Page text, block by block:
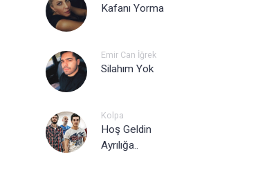
Kafanı Yorma
Emir Can İğrek
Silahım Yok
Kolpa
Hoş Geldin
Ayrılığa..